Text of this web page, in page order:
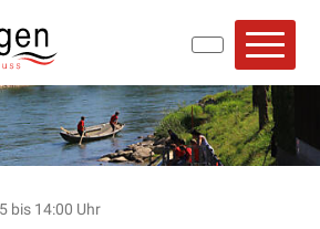
Mellingen
bis 14:00 Uhr